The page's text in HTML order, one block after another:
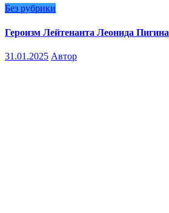
Без рубрики
Героизм Лейтенанта Леонида Пигина
31.01.2025 Автор